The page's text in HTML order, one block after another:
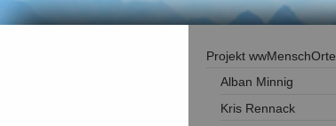
Projekt wwMenschOrte
Alban Minnig
Kris Rennack